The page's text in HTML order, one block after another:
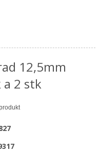
12,5mm
a 2 stk